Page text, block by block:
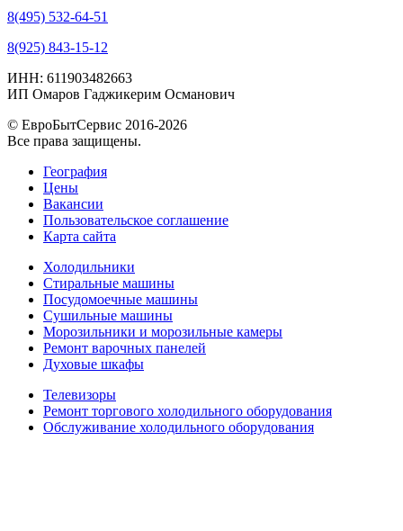
8(495) 532-64-51
8(925) 843-15-12
ИНН: 611903482663
ИП Омаров Гаджикерим Османович
© ЕвроБытСервис 2016-2026
Все права защищены.
География
Цены
Вакансии
Пользовательское соглашение
Карта сайта
Холодильники
Стиральные машины
Посудомоечные машины
Сушильные машины
Морозильники и морозильные камеры
Ремонт варочных панелей
Духовые шкафы
Телевизоры
Ремонт торгового холодильного оборудования
Обслуживание холодильного оборудования